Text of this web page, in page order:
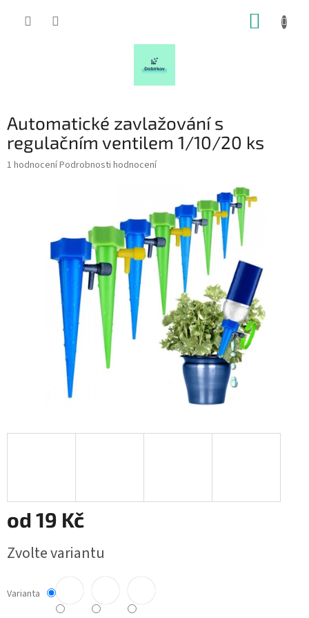
Automatické zavlažování s
regulačním ventilem 1/10/20 ks
Průměrné
hvězdiček.
1 hodnoceníPodrobnosti hodnocení
od 19 Kč
cena:
Zvolte variantu
Varianta